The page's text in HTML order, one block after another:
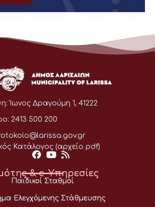
Ίωνος Δραγούμη 1, 41222
2413 500 200
Κατάλογος (αρχείο pdf)
& e-Υπηρεσίες
Παιδικοί Σταθμοί
Ελεγχόμενης Στάθμευσης